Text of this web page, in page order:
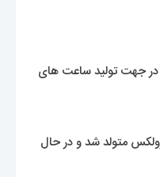
کمپانی بصورت کاملا تخصصی در جهت تولید ساعت های
متولد شد و در حال